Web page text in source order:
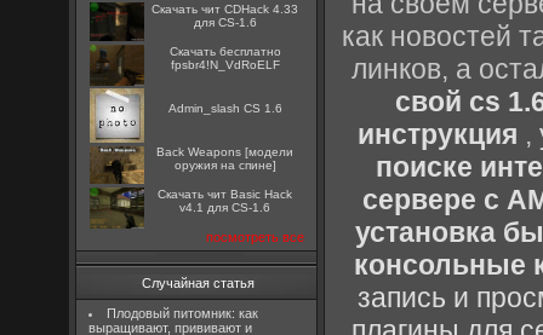
Скачать чит CDHack 4.33
для CS-1.6
Скачать бесплатно
fpsbr4!N_VdRoELF
Admin_slash CS 1.6
Back Weapons [модели
оружия на спине]
Скачать чит Basic Hack
v4.1 для CS-1.6
посмотреть все
Случайная статья
Плодовый питомник: как
выращивают, прививают и
как новостей
линков, а
свой cs
инструкция ,
поиске
сервере с
установка
консольные
запись и